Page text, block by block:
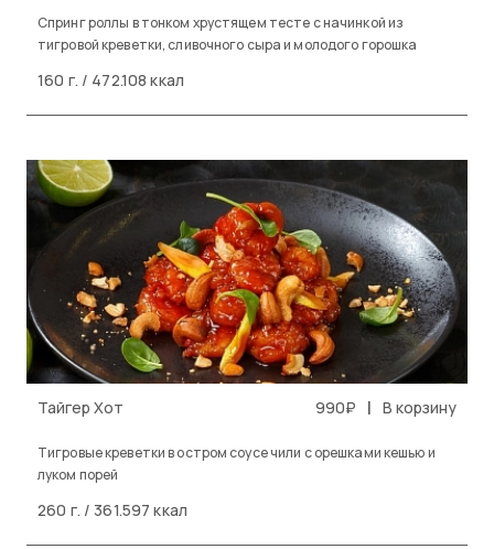
Спринг роллы в тонком хрустящем тесте с начинкой из
тигровой креветки, сливочного сыра и молодого горошка
160 г. / 472.108 ккал
Тайгер Хот 990₽ | В корзину
Тигровые креветки в остром соусе чили с орешками кешью и
луком порей
260 г. / 361.597 ккал